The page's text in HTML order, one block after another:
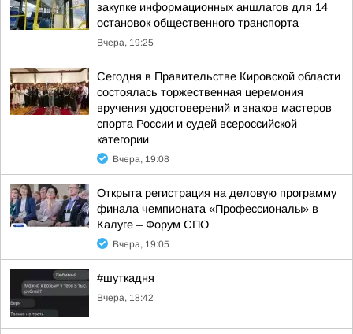
закупке информационных аншлагов для 14
остановок общественного транспорта
Вчера, 19:25
Сегодня в Правительстве Кировской области
состоялась торжественная церемония
вручения удостоверений и знаков мастеров
спорта России и судей всероссийской
категории
Вчера, 19:08
Открыта регистрация на деловую программу
финала чемпионата «Профессионалы» в
Калуге – Форум СПО
Вчера, 19:05
#шуткадня
Вчера, 18:42